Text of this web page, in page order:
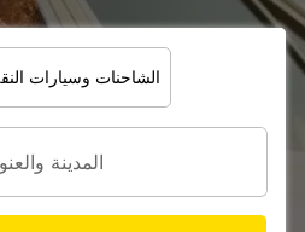
الشاحنات وسيارات